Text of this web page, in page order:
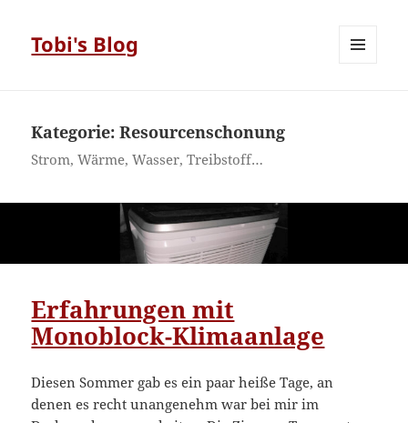
Tobi's Blog
Kategorie:Resourcenschonung
Strom, Wärme, Wasser, Treibstoff…
Erfahrungen mit
Monoblock-Klimaanlage
Diesen Sommer gab es ein paar heiße Tage, an
denen es recht unangenehm war bei mir im